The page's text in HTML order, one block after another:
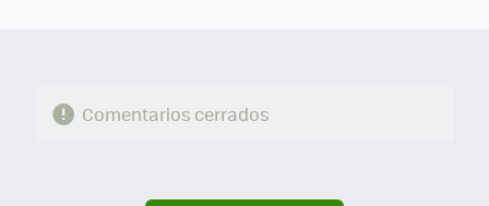
Comentarios cerrados